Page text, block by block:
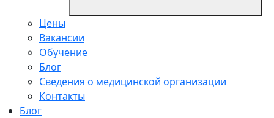
Цены
Вакансии
Обучение
Блог
Сведения о медицинской организации
Контакты
Блог